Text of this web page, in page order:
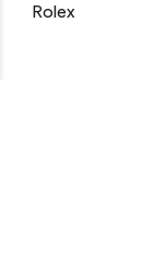
Rolex